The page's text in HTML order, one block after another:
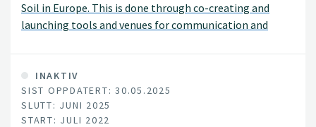
Soil in Europe. This is done through co-creating and
launching tools and venues for communication and
understand how regional soil needs assessments,
supported by harmonized monitoring mechanisms, can
lead to action in Living Labs and Lighthouses.
INAKTIV
SIST OPPDATERT: 30.05.2025
SLUTT: JUNI 2025
START: JULI 2022